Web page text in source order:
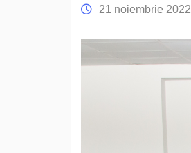
21 noiembrie 2022